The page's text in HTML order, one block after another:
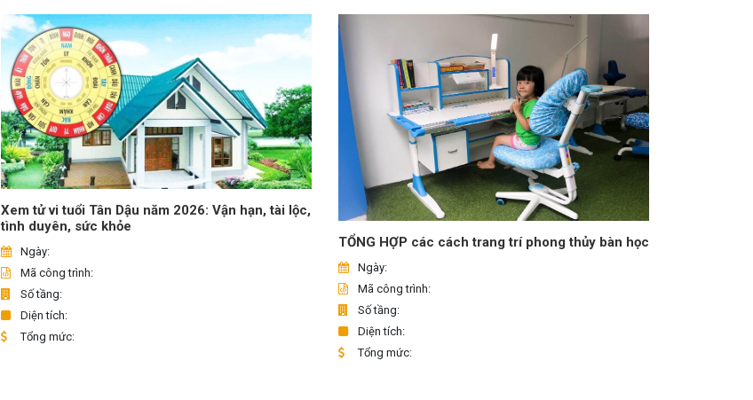
Xem tử vi tuổi Tân Dậu năm 2026: Vận hạn, tài lộc,
tình duyên, sức khỏe
Ngày:
Mã công trình:
Số tầng:
Diện tích:
Tổng mức:
TỔNG HỢP các cách trang trí phong thủy bàn học
Ngày:
Mã công trình:
Số tầng:
Diện tích:
Tổng mức: